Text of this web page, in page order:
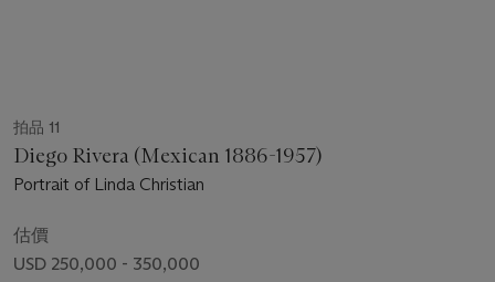
拍品 11
Diego Rivera (Mexican 1886-1957)
Portrait of Linda Christian
估價
USD 250,000 - 350,000